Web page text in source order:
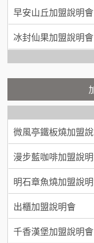
加盟預算
呂 先生/小姐
加盟預算
顏 先生/小姐
廖 先生/小姐
加盟預算
冰封仙果加盟說明會
Ramble Café 漫步
微風亭鐵板燒加盟
【曉妍美妝】誠徵行
自助洗衣店誠徵代洗
MUSHEN徵SPA美
日十。早午食加盟說
拾鑶火鍋加盟說明會
全家加盟說明會
SHARE TEA歇腳亭
潮味決-湯滷專門店
鮮茶道加盟說明會
微風亭鐵板燒加盟
漫步藍咖啡加盟說
明石章魚燒加盟說
出櫃加盟說明會
千香漢堡加盟說明會
七盞茶加盟說明會